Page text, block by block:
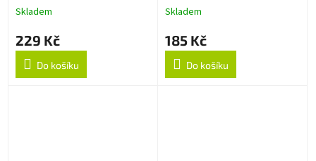
Skladem
229 Kč
Do košíku
Skladem
185 Kč
Do košíku